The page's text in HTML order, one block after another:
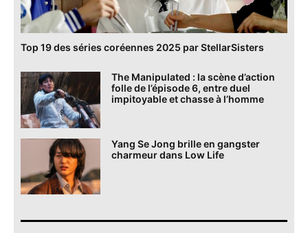
Top 19 des séries coréennes 2025 par StellarSisters
The Manipulated : la scène d’action
folle de l’épisode 6, entre duel
impitoyable et chasse à l’homme
Yang Se Jong brille en gangster
charmeur dans Low Life